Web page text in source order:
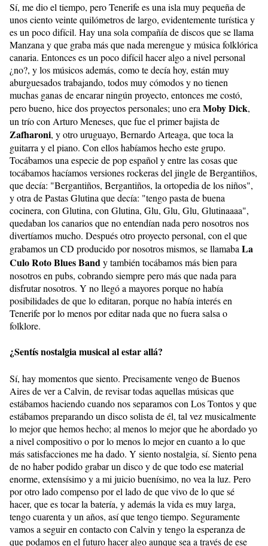
Sí, me dio el tiempo, pero Tenerife es una isla muy pequeña de
unos ciento veinte quilómetros de largo, evidentemente turística y
es un poco difícil. Hay una sola compañía de discos que se llama
Manzana y que graba más que nada merengue y música folklórica
canaria. Entonces es un poco difícil hacer algo a nivel personal
¿no?, y los músicos además, como te decía hoy, están muy
aburguesados trabajando, todos muy cómodos y no tienen
muchas ganas de encarar ningún proyecto, entonces me costó,
pero bueno, hice dos proyectos personales; uno eraMoby Dick,
un trío con Arturo Meneses, que fue el primer bajista de
Zafharoni, y otro uruguayo, Bernardo Arteaga, que toca la
guitarra y el piano. Con ellos habíamos hecho este grupo.
Tocábamos una especie de pop español y entre las cosas que
tocábamos hacíamos versiones rockeras del jingle de Bergantiños,
que decía: "Bergantiños, Bergantiños, la ortopedia de los niños",
y otra de Pastas Glutina que decía: "tengo pasta de buena
cocinera, con Glutina, con Glutina, Glu, Glu, Glu, Glutinaaaa",
quedaban los canarios que no entendían nada pero nosotros nos
divertíamos mucho. Después otro proyecto personal, con el que
grabamos un CD producido por nosotros mismos, se llamabaLa
Culo Roto Blues Bandy también tocábamos más bien para
nosotros en pubs, cobrando siempre pero más que nada para
disfrutar nosotros. Y no llegó a mayores porque no había
posibilidades de que lo editaran, porque no había interés en
Tenerife por lo menos por editar nada que no fuera salsa o
folklore.
¿Sentís nostalgia musical al estar allá?
Sí, hay momentos que siento. Precisamente vengo de Buenos
Aires de ver a Calvin, de revisar todas aquellas músicas que
estábamos haciendo cuando nos separamos con Los Tontos y que
estábamos preparando un disco solista de él, tal vez musicalmente
lo mejor que hemos hecho; al menos lo mejor que he abordado yo
a nivel compositivo o por lo menos lo mejor en cuanto a lo que
más satisfacciones me ha dado. Y siento nostalgia, sí. Siento pena
de no haber podido grabar un disco y de que todo ese material
enorme, extensísimo y a mi juicio buenísimo, no vea la luz. Pero
por otro lado compenso por el lado de que vivo de lo que sé
hacer, que es tocar la batería, y además la vida es muy larga,
tengo cuarenta y un años, así que tengo tiempo. Seguramente
vamos a seguir en contacto con Calvin y tengo la esperanza de
que podamos en el futuro hacer algo aunque sea a través de ese